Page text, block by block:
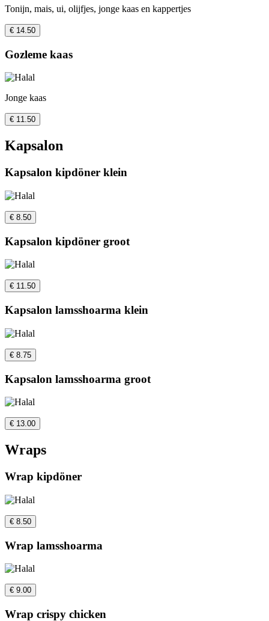
Tonijn, mais, ui, olijfjes, jonge kaas en kappertjes
€ 14.50
Gozleme kaas
Jonge kaas
€ 11.50
Kapsalon
Kapsalon kipdöner klein
€ 8.50
Kapsalon kipdöner groot
€ 11.50
Kapsalon lamsshoarma klein
€ 8.75
Kapsalon lamsshoarma groot
€ 13.00
Wraps
Wrap kipdöner
€ 8.50
Wrap lamsshoarma
€ 9.00
Wrap crispy chicken